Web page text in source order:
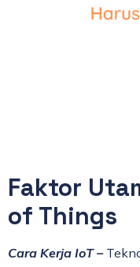
Faktor
of Things
Cara Kerja IoT –